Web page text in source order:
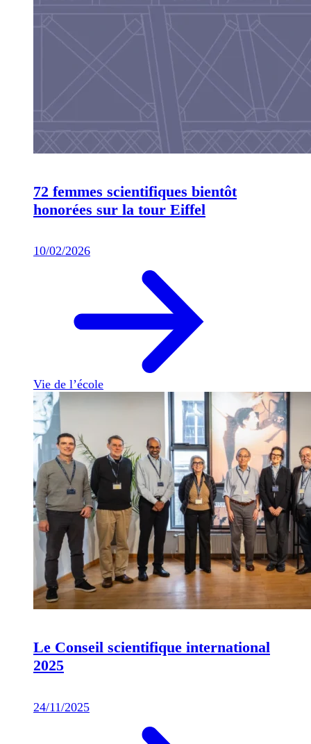
72 femmes scientifiques bientôt
honorées sur la tour Eiffel
10/02/2026
Vie de l’école
Le Conseil scientifique international
2025
24/11/2025